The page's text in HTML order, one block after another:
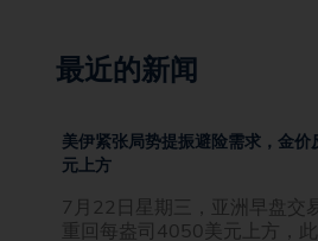
最近的新闻
美伊紧张局势提振避险需求，金价
元上方
7月22日星期三，亚洲早盘交
重回每盎司4050美元上方，